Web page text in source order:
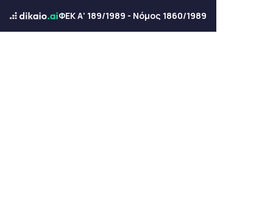
ΦΕΚ Α' 189/1989 - Νόμος 1860/1989